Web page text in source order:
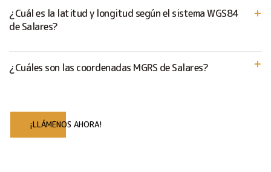
¿Cuál es la latitud y longitud según el sistema WGS84
de Salares?
¿Cuáles son las coordenadas MGRS de Salares?
¡LLÁMENOS AHORA!